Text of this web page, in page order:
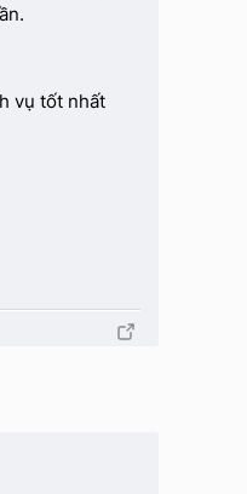
vụ tốt nhất